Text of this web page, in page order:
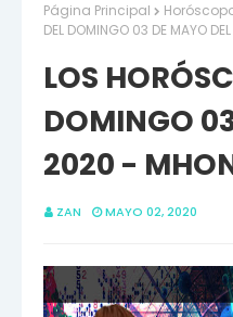
Página Principal
DEL DOMINGO 03 DE MAYO
LOS
DOMINGO
2020 -
ZAN MAYO 02, 2020